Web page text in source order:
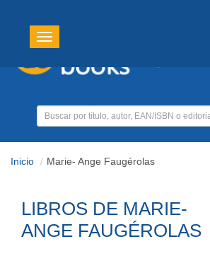
Toggle navigation
Inicio Marie- Ange Faugérolas
LIBROS DE MARIE-
ANGE FAUGÉROLAS